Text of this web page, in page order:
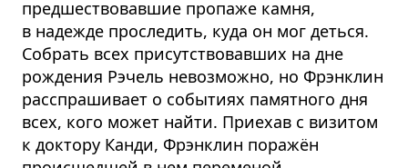
предшествовавшие пропаже камня,
в надежде проследить, куда он мог деться.
Собрать всех присутствовавших на дне
рождения Рэчель невозможно, но Фрэнклин
расспрашивает о событиях памятного дня
всех, кого может найти. Приехав с визитом
к доктору Канди, Фрэнклин поражён